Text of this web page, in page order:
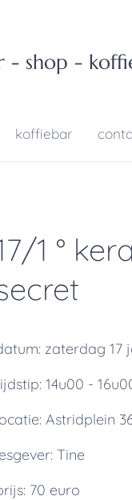
- shop -
koffiebar
1 °
zaterdag 17
14u00 -
Astridplein
Tine
70 euro